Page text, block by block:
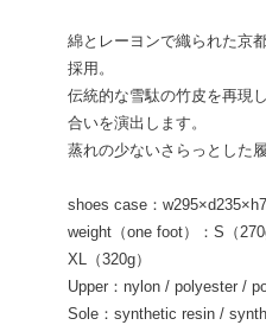
綿とレーヨンで織られた京
採用。
伝統的な雪駄の竹皮を再現
合いを演出します。
蒸れの少ないさらっとした
shoes case：
weight（one foot）：S（
XL（320g）
Upper：nylon / polyester /
Sole：synthetic resin /